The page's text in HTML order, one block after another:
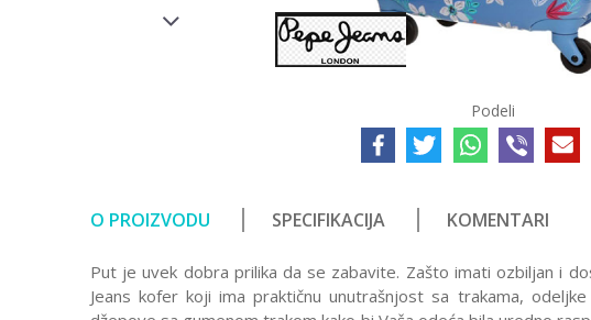
Podeli
O PROIZVODU SPECIFIKACIJA KOMENTARI
Put je uvek dobra prilika da se zabavite. Zašto imati ozbiljan i
Jeans kofer koji ima praktičnu unutrašnjost sa trakama,